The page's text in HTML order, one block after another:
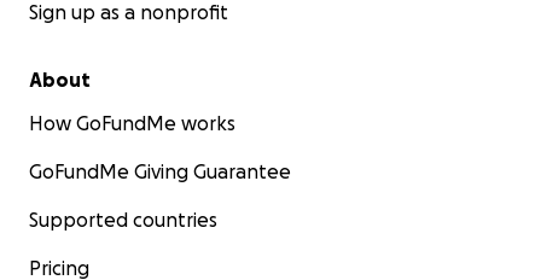
Sign up as a nonprofit
About
How GoFundMe works
GoFundMe Giving Guarantee
Supported countries
Pricing